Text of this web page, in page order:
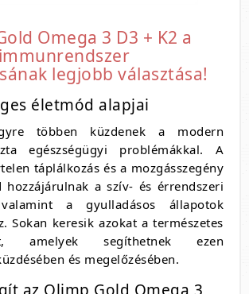
Omega 3 D3 + K2 a
legjobb választása!
életmód alapjai
többen küzdenek a modern
egészségügyi problémákkal. A
táplálkozás és a mozgásszegény
a szív- és érrendszeri
valamint a gyulladásos állapotok
Sokan keresik azokat a természetes
amelyek segíthetnek ezen
és megelőzésében.